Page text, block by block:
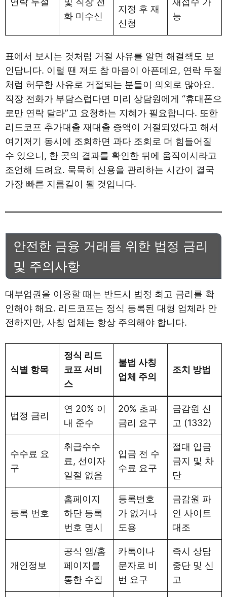
화 미수신
지정 후 재
신청
능
표에서 보시는 것처럼 거절 사유를 알면 해결책도 보
인답니다. 이럴 땐 저도 참 마음이 아픈데요, 연락 두절
처럼 허무한 사유로 거절되는 분들이 의외로 많아요.
직장 전화가 부담스럽다면 미리 상담원에게 “휴대폰으
로만 연락 달라”고 요청하는 지혜가 필요합니다. 또한
리드코프 추가대출 재대출 증액이 거절되었다고 해서
여기저기 동시에 조회하면 과다 조회로 더 힘들어질
수 있으니, 한 곳의 결과를 확인한 뒤에 움직이시라고
조언해 드려요. 묵묵히 신용을 관리하는 시간이 결국
가장 빠른 지름길이 될 것입니다.
안전한 금융 거래를 위한 법정 금리
및 주의사항
대부업권을 이용할 때는 반드시 법정 최고 금리를 확
인해야 해요. 리드코프는 정식 등록된 대형 업체라 안
전하지만, 사칭 업체는 항상 주의해야 합니다.
식별 항목
정식 리드
코프 서비
스
불법 사칭
업체 주의
조치 방법
법정 금리
연 20% 이
내 준수
20% 초과
금리 요구
금감원 신
고 (1332)
수수료 요
구
취급수수
료, 선이자
일절 없음
입금 전 수
수료 요구
절대 입금
금지 및 차
단
등록 번호
홈페이지
하단 등록
번호 명시
등록번호
가 없거나
도용
금감원 파
인 사이트
대조
개인정보
공식 앱/홈
페이지를
통한 수집
카톡이나
문자로 비
번 요구
즉시 상담
중단 및 신
고